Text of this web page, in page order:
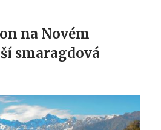
na Novém
smaragdová